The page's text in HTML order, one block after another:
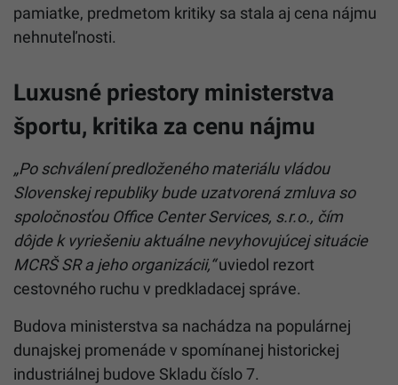
pamiatke, predmetom kritiky sa stala aj cena nájmu
nehnuteľnosti.
Luxusné priestory ministerstva
športu, kritika za cenu nájmu
„Po schválení predloženého materiálu vládou
Slovenskej republiky bude uzatvorená zmluva so
spoločnosťou Office Center Services, s.r.o., čím
dôjde k vyriešeniu aktuálne nevyhovujúcej situácie
MCRŠ SR a jeho organizácii,“uviedol rezort
cestovného ruchu v predkladacej správe.
Budova ministerstva sa nachádza na populárnej
dunajskej promenáde v spomínanej historickej
industriálnej budove Skladu číslo 7.